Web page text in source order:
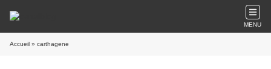
MENU
Accueil » carthagene